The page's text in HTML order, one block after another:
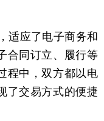
应了电子商务和
合同订立、履行等
程中，双方都以电
了交易方式的便捷